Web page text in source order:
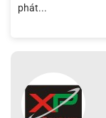
phát...